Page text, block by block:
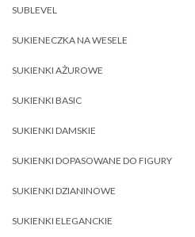
SUBLEVEL
SUKIENECZKA NA WESELE
SUKIENKI AŻUROWE
SUKIENKI BASIC
SUKIENKI DAMSKIE
SUKIENKI DOPASOWANE DO FIGURY
SUKIENKI DZIANINOWE
SUKIENKI ELEGANCKIE